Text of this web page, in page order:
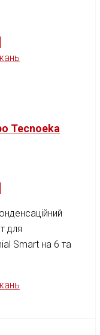
Tecnoeka
для
Smart на 6 та